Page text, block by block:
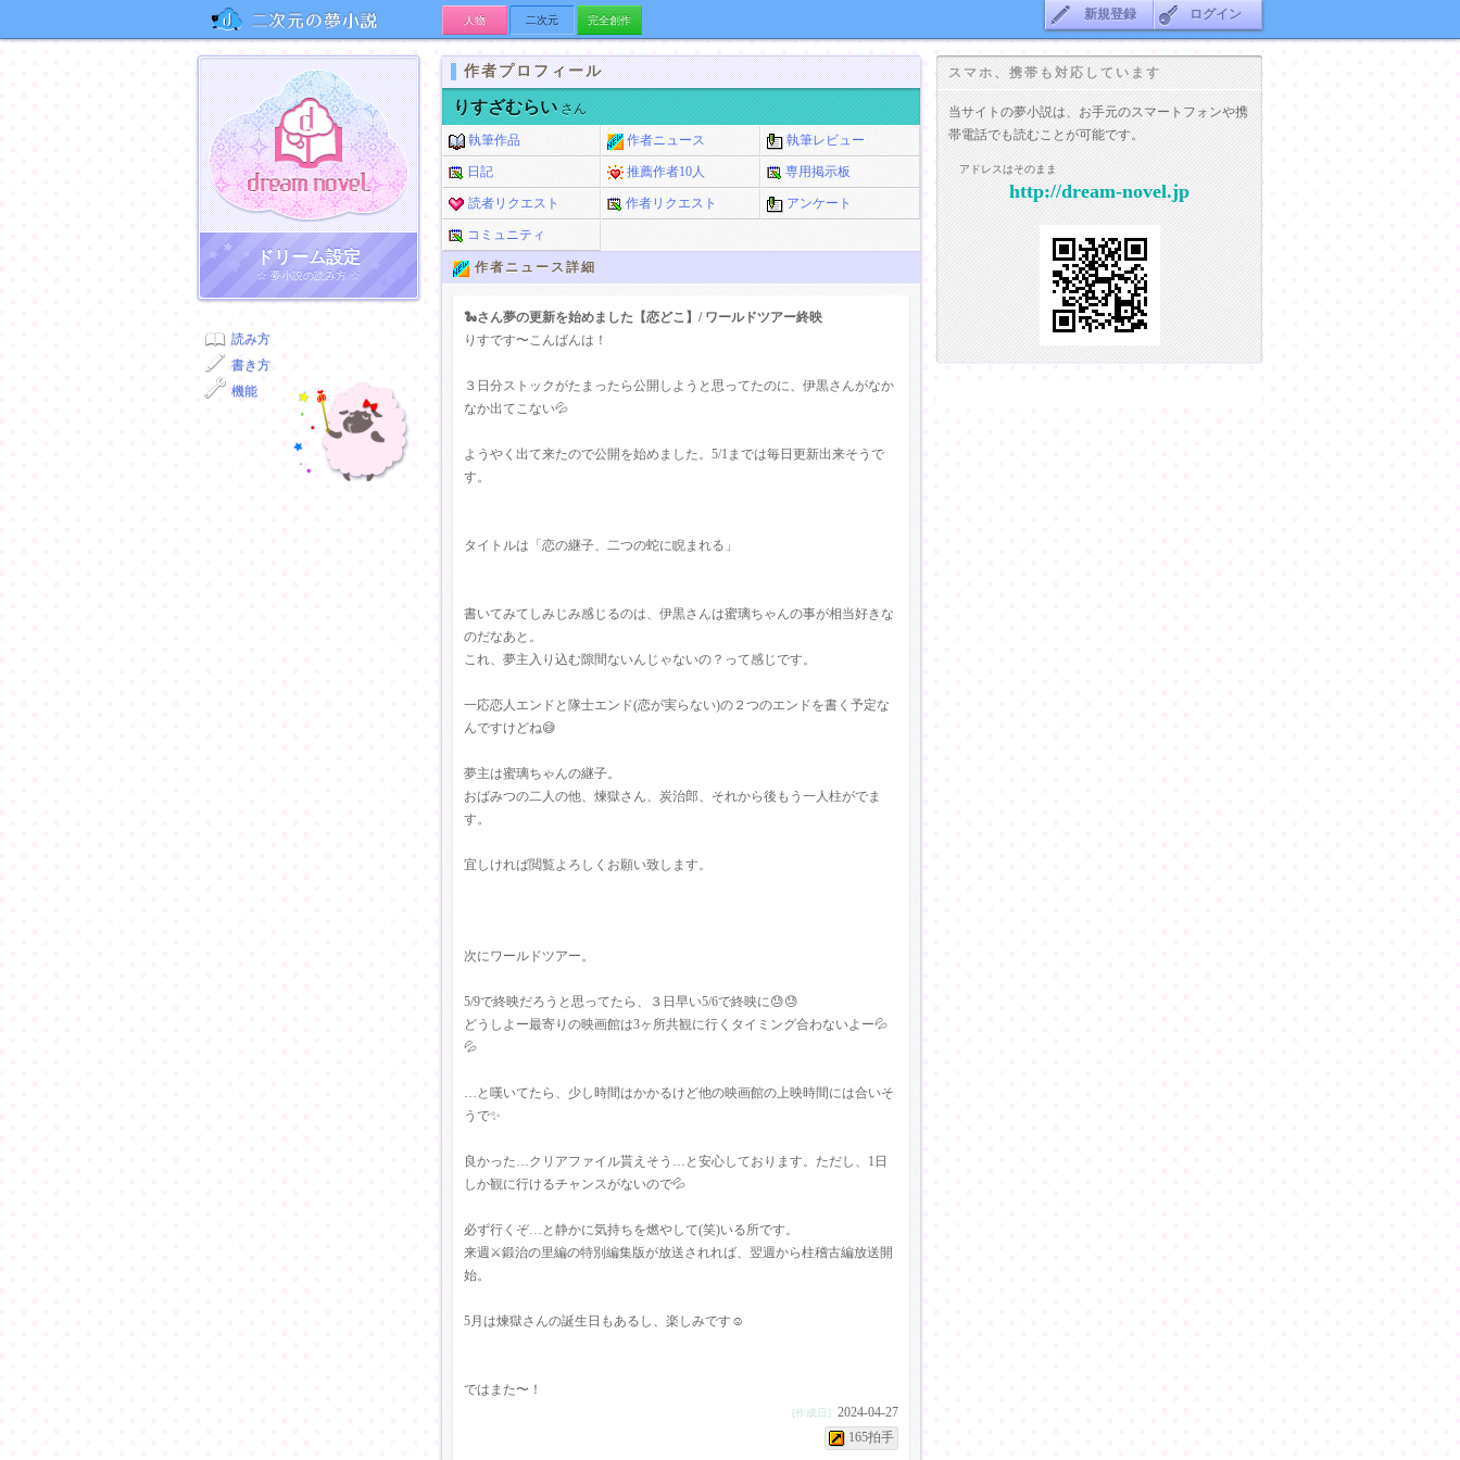
二次元の夢小説
人物 二次元 完全創作 新規登録 ログイン
ドリーム小説
ドリーム設定
☆ 夢小説の読み方 ☆
読み方
書き方
機能
作者プロフィール
りすざむらい さん
執筆作品 作者ニュース 執筆レビュー
日記 推薦作者10人 専用掲示板
読者リクエスト 作者リクエスト アンケート
コミュニティ
作者ニュース詳細
🐍さん夢の更新を始めました【恋どこ】/ ワールドツアー終映
りすです〜こんばんは！
３日分ストックがたまったら公開しようと思ってたのに、伊黒さんがなか
なか出てこない💦
ようやく出て来たので公開を始めました。5/1までは毎日更新出来そうで
す。
タイトルは「恋の継子、二つの蛇に睨まれる」
書いてみてしみじみ感じるのは、伊黒さんは蜜璃ちゃんの事が相当好きな
のだなあと。
これ、夢主入り込む隙間ないんじゃないの？って感じです。
一応恋人エンドと隊士エンド(恋が実らない)の２つのエンドを書く予定な
んですけどね😅
夢主は蜜璃ちゃんの継子。
おばみつの二人の他、煉獄さん、炭治郎、それから後もう一人柱がでま
す。
宜しければ閲覧よろしくお願い致します。
次にワールドツアー。
5/9で終映だろうと思ってたら、３日早い5/6で終映に😓😓
どうしよー最寄りの映画館は3ヶ所共観に行くタイミング合わないよー💦
💦
…と嘆いてたら、少し時間はかかるけど他の映画館の上映時間には合いそ
うで✨
良かった…クリアファイル貰えそう…と安心しております。ただし、1日
しか観に行けるチャンスがないので💦
必ず行くぞ…と静かに気持ちを燃やして(笑)いる所です。
来週⚔️鍛治の里編の特別編集版が放送されれば、翌週から柱稽古編放送開
始。
5月は煉獄さんの誕生日もあるし、楽しみです☺️
ではまた〜！
[作成日] 2024-04-27
165拍手
スマホ、携帯も対応しています
当サイトの夢小説は、お手元のスマートフォンや携
帯電話でも読むことが可能です。
アドレスはそのまま
http://dream-novel.jp